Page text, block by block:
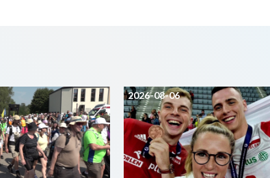
2026-08-06